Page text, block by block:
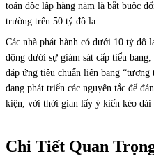
toán độc lập hàng năm là bắt buộc
trường trên 50 tỷ đô la.
Các nhà phát hành có dưới 10 tỷ đô
động dưới sự giám sát cấp tiểu
đáp ứng tiêu chuẩn liên bang
đang phát triển các nguyên tắc để
kiện, với thời gian lấy ý kiến kéo dài
Chi Tiết Quan